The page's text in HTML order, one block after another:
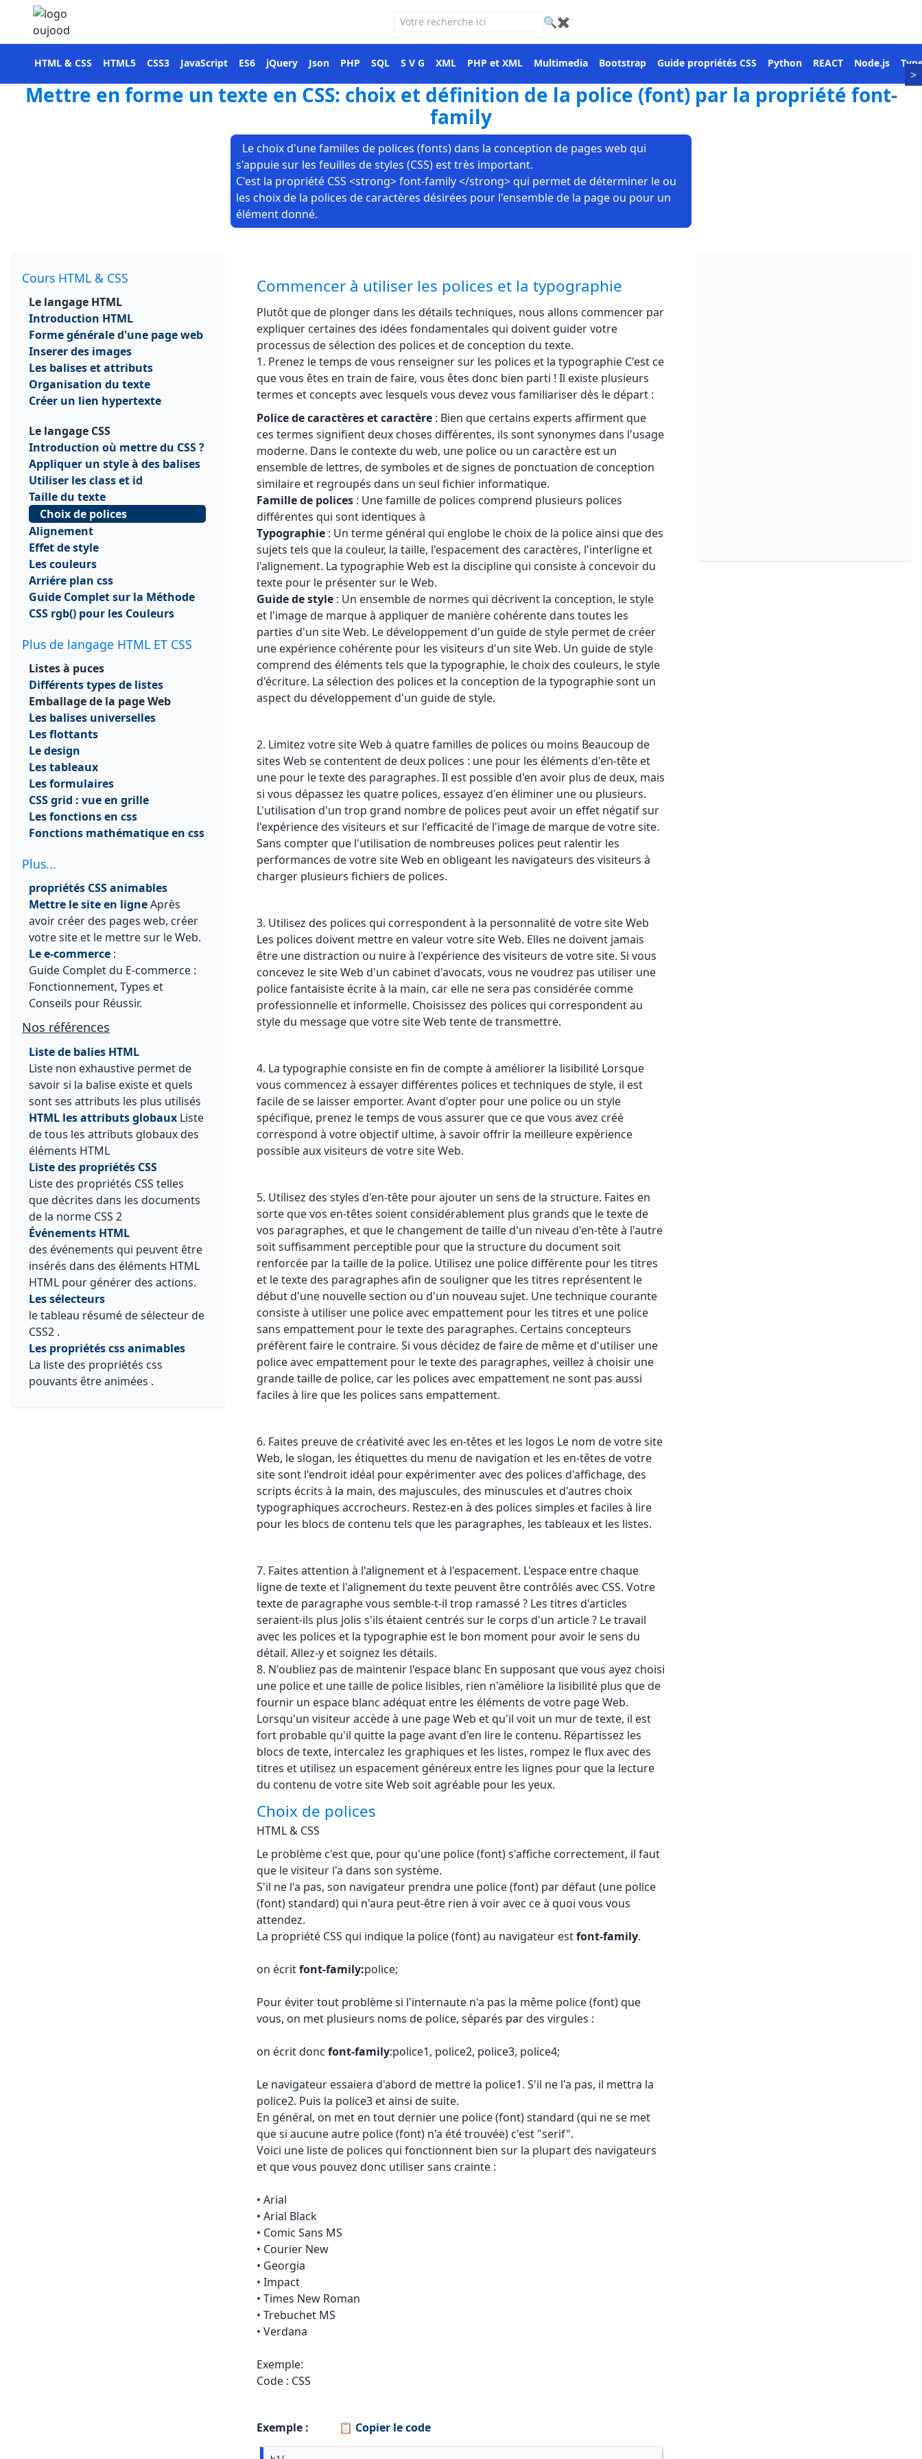
🔍 ✖
HTML & CSS HTML5 CSS3 JavaScript ES6 jQuery Json PHP SQL S V G XML PHP et XML Multimedia Bootstrap Guide propriétés CSS Python REACT Node.js
>
Mettre en forme un texte en CSS: choix et définition de la police (font) par la propriété font-
family
Le choix d'une familles de polices (fonts) dans la conception de pages web qui
s'appuie sur les feuilles de styles (CSS) est très important.
C'est la propriété CSS <strong> font-family </strong> qui permet de déterminer le ou
les choix de la polices de caractères désirées pour l'ensemble de la page ou pour un
élément donné.
Cours HTML & CSS
Le langage HTML
Introduction HTML
Forme générale d'une page web
Inserer des images
Les balises et attributs
Organisation du texte
Créer un lien hypertexte
Le langage CSS
Introduction où mettre du CSS ?
Appliquer un style à des balises
Utiliser les class et id
Taille du texte
Choix de polices
Alignement
Effet de style
Les couleurs
Arriére plan css
Guide Complet sur la Méthode
CSS rgb() pour les Couleurs
Plus de langage HTML ET CSS
Listes à puces
Différents types de listes
Emballage de la page Web
Les balises universelles
Les flottants
Le design
Les tableaux
Les formulaires
CSS grid : vue en grille
Les fonctions en css
Fonctions mathématique en css
Plus...
propriétés CSS animables
Mettre le site en ligneAprès
avoir créer des pages web, créer
votre site et le mettre sur le Web.
Le e-commerce :
Guide Complet du E-commerce :
Fonctionnement, Types et
Conseils pour Réussir.
Nos références
Liste de balies HTML
Liste non exhaustive permet de
savoir si la balise existe et quels
sont ses attributs les plus utilisés
HTML les attributs globaux Liste
de tous les attributs globaux des
éléments HTML
Liste des propriétés CSS
Liste des propriétés CSS telles
que décrites dans les documents
de la norme CSS 2
Événements HTML
des événements qui peuvent être
insérés dans des éléments HTML
HTML pour générer des actions.
Les sélecteurs
le tableau résumé de sélecteur de
CSS2 .
Les propriétés css animables
La liste des propriétés css
pouvants être animées .
Commencer à utiliser les polices et la typographie
Plutôt que de plonger dans les détails techniques, nous allons commencer par
expliquer certaines des idées fondamentales qui doivent guider votre
processus de sélection des polices et de conception du texte.
1. Prenez le temps de vous renseigner sur les polices et la typographie C'est ce
que vous êtes en train de faire, vous êtes donc bien parti ! Il existe plusieurs
termes et concepts avec lesquels vous devez vous familiariser dès le départ :
Police de caractères et caractère : Bien que certains experts affirment que
ces termes signifient deux choses différentes, ils sont synonymes dans l'usage
moderne. Dans le contexte du web, une police ou un caractère est un
ensemble de lettres, de symboles et de signes de ponctuation de conception
similaire et regroupés dans un seul fichier informatique.
Famille de polices : Une famille de polices comprend plusieurs polices
différentes qui sont identiques à
Typographie : Un terme général qui englobe le choix de la police ainsi que des
sujets tels que la couleur, la taille, l'espacement des caractères, l'interligne et
l'alignement. La typographie Web est la discipline qui consiste à concevoir du
texte pour le présenter sur le Web.
Guide de style : Un ensemble de normes qui décrivent la conception, le style
et l'image de marque à appliquer de manière cohérente dans toutes les
parties d'un site Web. Le développement d'un guide de style permet de créer
une expérience cohérente pour les visiteurs d'un site Web. Un guide de style
comprend des éléments tels que la typographie, le choix des couleurs, le style
d'écriture. La sélection des polices et la conception de la typographie sont un
aspect du développement d'un guide de style.
2. Limitez votre site Web à quatre familles de polices ou moins Beaucoup de
sites Web se contentent de deux polices : une pour les éléments d'en-tête et
une pour le texte des paragraphes. Il est possible d'en avoir plus de deux, mais
si vous dépassez les quatre polices, essayez d'en éliminer une ou plusieurs.
L'utilisation d'un trop grand nombre de polices peut avoir un effet négatif sur
l'expérience des visiteurs et sur l'efficacité de l'image de marque de votre site.
Sans compter que l'utilisation de nombreuses polices peut ralentir les
performances de votre site Web en obligeant les navigateurs des visiteurs à
charger plusieurs fichiers de polices.
3. Utilisez des polices qui correspondent à la personnalité de votre site Web
Les polices doivent mettre en valeur votre site Web. Elles ne doivent jamais
être une distraction ou nuire à l'expérience des visiteurs de votre site. Si vous
concevez le site Web d'un cabinet d'avocats, vous ne voudrez pas utiliser une
police fantaisiste écrite à la main, car elle ne sera pas considérée comme
professionnelle et informelle. Choisissez des polices qui correspondent au
style du message que votre site Web tente de transmettre.
4. La typographie consiste en fin de compte à améliorer la lisibilité Lorsque
vous commencez à essayer différentes polices et techniques de style, il est
facile de se laisser emporter. Avant d'opter pour une police ou un style
spécifique, prenez le temps de vous assurer que ce que vous avez créé
correspond à votre objectif ultime, à savoir offrir la meilleure expérience
possible aux visiteurs de votre site Web.
5. Utilisez des styles d'en-tête pour ajouter un sens de la structure. Faites en
sorte que vos en-têtes soient considérablement plus grands que le texte de
vos paragraphes, et que le changement de taille d'un niveau d'en-tête à l'autre
soit suffisamment perceptible pour que la structure du document soit
renforcée par la taille de la police. Utilisez une police différente pour les titres
et le texte des paragraphes afin de souligner que les titres représentent le
début d'une nouvelle section ou d'un nouveau sujet. Une technique courante
consiste à utiliser une police avec empattement pour les titres et une police
sans empattement pour le texte des paragraphes. Certains concepteurs
préfèrent faire le contraire. Si vous décidez de faire de même et d'utiliser une
police avec empattement pour le texte des paragraphes, veillez à choisir une
grande taille de police, car les polices avec empattement ne sont pas aussi
faciles à lire que les polices sans empattement.
6. Faites preuve de créativité avec les en-têtes et les logos Le nom de votre site
Web, le slogan, les étiquettes du menu de navigation et les en-têtes de votre
site sont l'endroit idéal pour expérimenter avec des polices d'affichage, des
scripts écrits à la main, des majuscules, des minuscules et d'autres choix
typographiques accrocheurs. Restez-en à des polices simples et faciles à lire
pour les blocs de contenu tels que les paragraphes, les tableaux et les listes.
7. Faites attention à l'alignement et à l'espacement. L'espace entre chaque
ligne de texte et l'alignement du texte peuvent être contrôlés avec CSS. Votre
texte de paragraphe vous semble-t-il trop ramassé ? Les titres d'articles
seraient-ils plus jolis s'ils étaient centrés sur le corps d'un article ? Le travail
avec les polices et la typographie est le bon moment pour avoir le sens du
détail. Allez-y et soignez les détails.
8. N'oubliez pas de maintenir l'espace blanc En supposant que vous ayez choisi
une police et une taille de police lisibles, rien n'améliore la lisibilité plus que de
fournir un espace blanc adéquat entre les éléments de votre page Web.
Lorsqu'un visiteur accède à une page Web et qu'il voit un mur de texte, il est
fort probable qu'il quitte la page avant d'en lire le contenu. Répartissez les
blocs de texte, intercalez les graphiques et les listes, rompez le flux avec des
titres et utilisez un espacement généreux entre les lignes pour que la lecture
du contenu de votre site Web soit agréable pour les yeux.
Choix de polices
HTML & CSS
Le problème c'est que, pour qu'une police (font) s'affiche correctement, il faut
que le visiteur l'a dans son système.
S'il ne l'a pas, son navigateur prendra une police (font) par défaut (une police
(font) standard) qui n'aura peut-être rien à voir avec ce à quoi vous vous
attendez.
La propriété CSS qui indique la police (font) au navigateur estfont-family.
on écritfont-family:police;
Pour éviter tout problème si l'internaute n'a pas la même police (font) que
vous, on met plusieurs noms de police, séparés par des virgules :
on écrit donc font-family:police1, police2, police3, police4;
Le navigateur essaiera d'abord de mettre la police1. S'il ne l'a pas, il mettra la
police2. Puis la police3 et ainsi de suite.
En général, on met en tout dernier une police (font) standard (qui ne se met
que si aucune autre police (font) n'a été trouvée) c'est "serif".
Voici une liste de polices qui fonctionnent bien sur la plupart des navigateurs
et que vous pouvez donc utiliser sans crainte :
• Arial
• Arial Black
• Comic Sans MS
• Courier New
• Georgia
• Impact
• Times New Roman
• Trebuchet MS
• Verdana
Exemple:
Code : CSS
Exemple : 📋 Copier le code